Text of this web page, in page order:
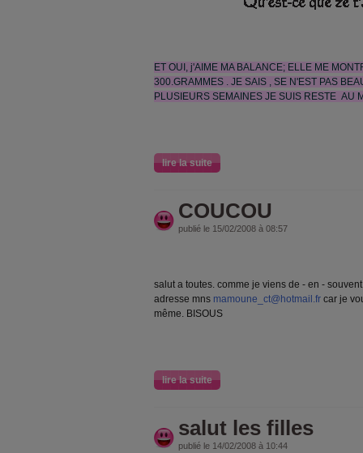
ET OUI, j'AIME MA BALANCE; ELLE ME
300.GRAMMES . JE SAIS , SE N'EST PAS
PLUSIEURS SEMAINES JE SUIS RESTE AU
lire la suite
COUCOU
publié le 15/02/2008 à 08:57
salut a toutes. comme je viens de - en -
adresse mns mamoune_ct@hotmail.fr car je
même. BISOUS
lire la suite
salut les filles
publié le 14/02/2008 à 10:44